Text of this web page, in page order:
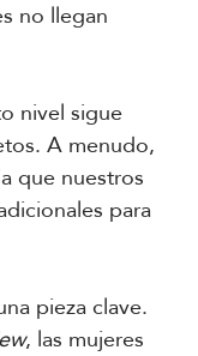
no llegan
nivel sigue
A menudo,
que nuestros
para
pieza clave.
, las mujeres